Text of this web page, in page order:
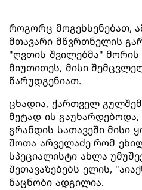
როგორც მოგეხსენებათ,
მთავარი მწვრთნელის
"ღვთის შვილებმა" მორის
მიუთითეს, მისი
წარუდგენიათ.
ცხადია, ქართველ
მეტად ის
გრანდის სათავეში
შოთა არველაძე რომ
სპეციალისტი ახლა
შეთავაზებებს ელის,
ნაცნობი ადგილია.